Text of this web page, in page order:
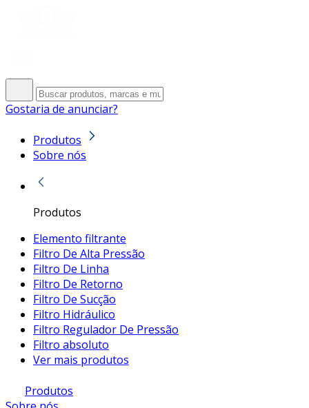
Gostaria de anunciar?
Produtos
Sobre nós
Produtos
Elemento filtrante
Filtro De Alta Pressão
Filtro De Linha
Filtro De Retorno
Filtro De Sucção
Filtro Hidráulico
Filtro Regulador De Pressão
Filtro absoluto
Ver mais produtos
Produtos